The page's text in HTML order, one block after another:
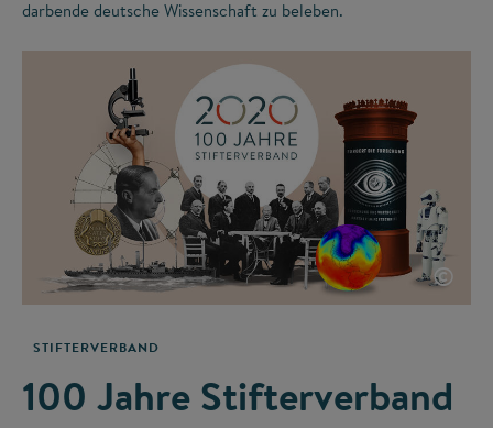
darbende deutsche Wissenschaft zu beleben.
©
STIFTERVERBAND
100 Jahre Stifterverband